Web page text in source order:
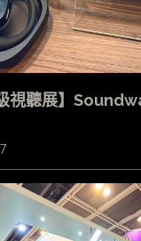
視聽展】